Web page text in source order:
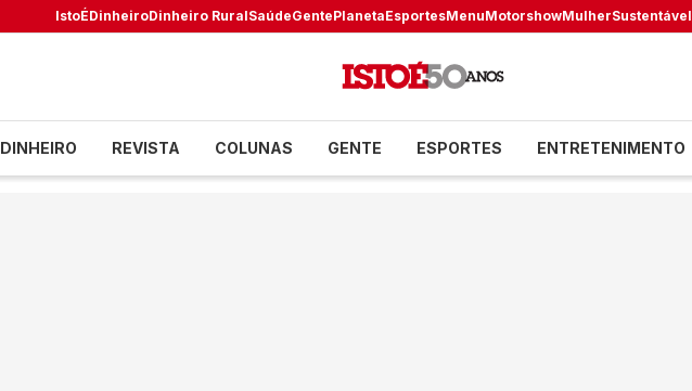
IstoÉDinheiroDinheiro RuralSaúdeGentePlanetaEsportesMenuMotorshowMulherSustentável
DINHEIRO REVISTA COLUNAS GENTE ESPORTES ENTRETENIMENTO